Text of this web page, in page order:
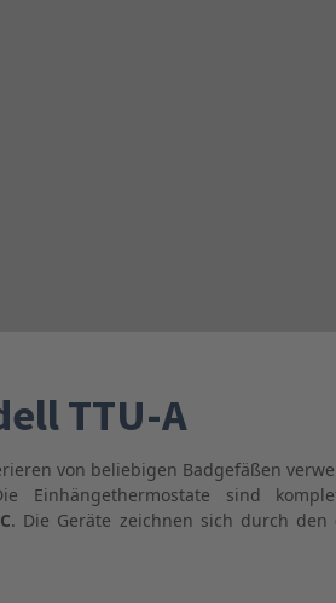
TTU-A
von beliebigen Badgefäßen
Einhängethermostate sind
. Die Geräte zeichnen sich durch den